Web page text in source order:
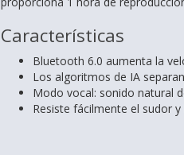
Características
Bluetooth 6.0 aumenta la
Los algoritmos de IA
Modo vocal: sonido natural
Resiste fácilmente el sudor y